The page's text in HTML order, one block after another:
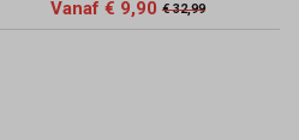
Vanaf € 9,90 € 32,99